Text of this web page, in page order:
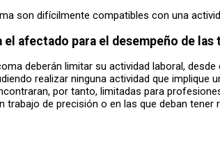
son difícilmente compatibles con una
afectado para el desempeño de
deberán limitar su actividad laboral,
realizar ninguna actividad que implique
por tanto, limitadas para
trabajo de precisión o en las que deban tener